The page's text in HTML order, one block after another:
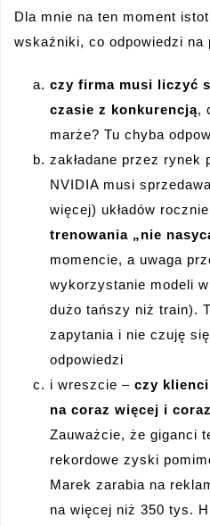
Dla mnie na ten moment
wskaźniki, co odpowiedzi na
czy firma musi liczyć
czasie z konkurencją,
marże? Tu chyba
zakładane przez rynek
NVIDIA musi
więcej) układów
trenowania „nie
momencie, a uwaga
wykorzystanie modeli
dużo tańszy niż train).
zapytania i nie czuję
odpowiedzi
i wreszcie – czy
na coraz więcej i
Zauważcie, że giganci
rekordowe zyski
Marek zarabia na
na więcej niż 350 tys.